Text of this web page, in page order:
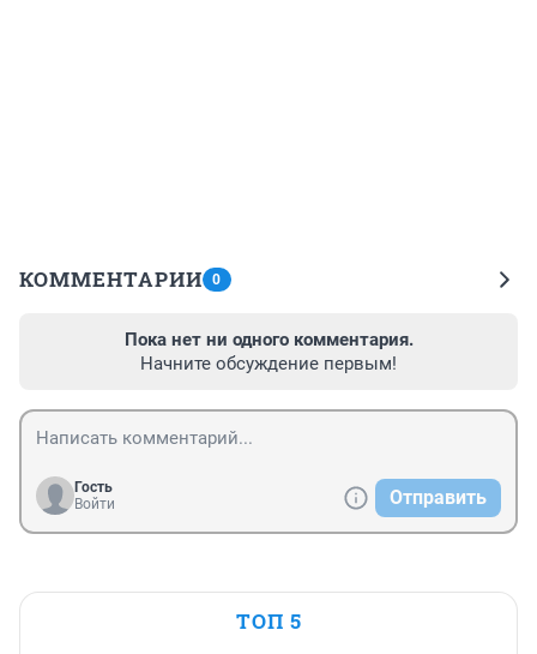
КОММЕНТАРИИ 0
Пока нет ни одного комментария.
Начните обсуждение первым!
Гость
Войти
Отправить
ТОП 5